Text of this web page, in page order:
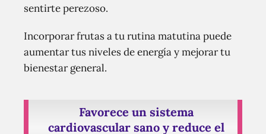
sentirte perezoso.
Incorporar frutas a tu rutina matutina puede
aumentar tus niveles de energía y mejorar tu
bienestar general.
Favorece un sistema
cardiovascular sano y reduce el